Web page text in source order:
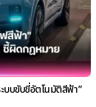
บขับขี่อัตโนมัติสีฟ้า”